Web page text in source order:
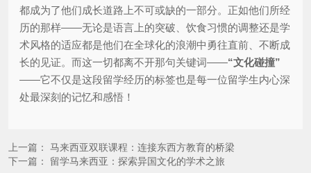
都成为了他们成长道路上不可或缺的一部分。正如他们所经
历的那样——无论是语言上的突破、饮食习惯的调整还是学
术风格的适应都是他们在全球化的浪潮中勇往直前、不断成
长的见证。而这一切都离不开那句关键词——“文化碰撞”
——它不仅是这段留学经历的标签也是每一位留学生内心深
处最深刻的记忆和感悟！
上一篇： 马来西亚双联课程：连接东西方教育的桥梁
下一篇： 留学马来西亚：探索异国文化的学术之旅